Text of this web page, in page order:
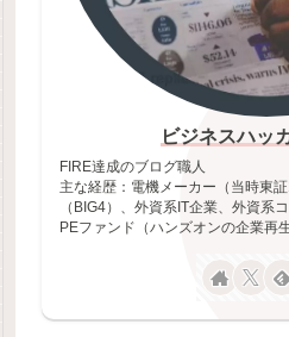
ビジネスハッ
FIRE達成のブログ職人
主な経歴：電機メーカー（当時東
（BIG4）、外資系IT企業、外資系
PEファンド（ハンズオンの企業再生